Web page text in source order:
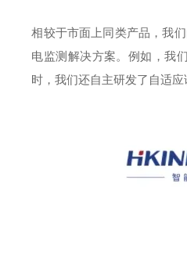
相较于市面上同类产品，我
电监测解决方案。例如，我
时，我们还自主研发了自适